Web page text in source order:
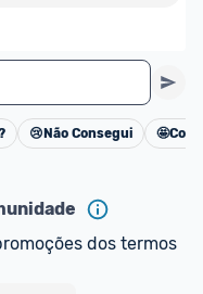
contar ajuda da
ou acionar os
em um
Cancelar
😢 Não Consegui 🤩
dos termos